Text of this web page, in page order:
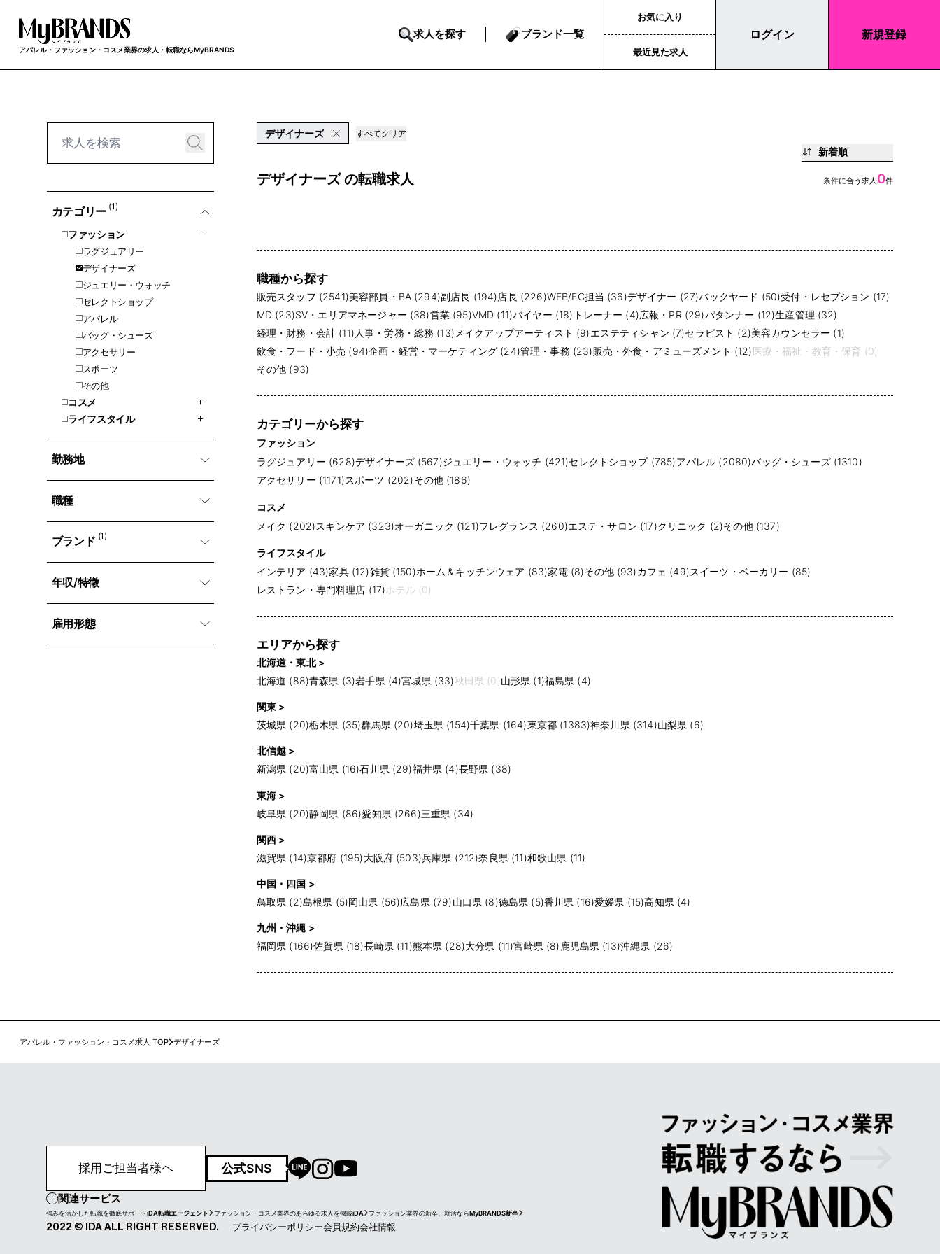
アパレル・ファッション・コスメ業界の求人・転職ならMyBRANDS
求人を探す ブランド一覧
お気に入り
最近見た求人
ログイン 新規登録
カテゴリー (1)
ファッション
ラグジュアリー
デザイナーズ
ジュエリー・ウォッチ
セレクトショップ
アパレル
バッグ・シューズ
アクセサリー
スポーツ
その他
コスメ
ライフスタイル
勤務地
職種
ブランド (1)
年収/特徵
雇用形態
デザイナーズ すべてクリア
新着順
デザイナーズ の転職求人 条件に合う求人 0件
職種から探す
販売スタッフ (2541)美容部員・BA (294)副店長 (194)店長 (226)WEB/EC担当 (36)デザイナー (27)バックヤード (50)受付・レセプション (17)
MD (23)SV・エリアマネージャー (38)営業 (95)VMD (11)バイヤー (18) トレーナー (4)広報・PR (29)パタンナー (12)生産管理 (32)
経理・財務・会計 (11) 人事・労務・総務 (13) メイクアップアーティスト (9)エステティシャン (7)セラピスト (2)美容カウンセラー (1)
飲食・フード・小売 (94)企画・経営・マーケティング (24)管理・事務 (23)販売・外食・アミューズメント (12)医療・福祉・教育・保育 (0)
その他 (93)
カテゴリーから探す
ファッション
ラグジュアリー (628)デザイナーズ (567)ジュエリー・ウォッチ (421)セレクトショップ (785)アパレル (2080)バッグ・シューズ (1310)
アクセサリー (1171)スポーツ (202)その他 (186)
コスメ
メイク (202)スキンケア (323)オーガニック (121)フレグランス (260)エステ・サロン (17)クリニック (2)その他 (137)
ライフスタイル
インテリア (43)家具 (12)雑貨 (150)ホーム＆キッチンウェア (83)家電 (8)その他 (93)カフェ (49)スイーツ・ベーカリー (85)
レストラン・専門料理店 (17)ホテル (0)
エリアから探す
北海道・東北 >
北海道 (88)青森県 (3)岩手県 (4)宮城県 (33)秋田県 (0)山形県 (1)福島県 (4)
関東 >
茨城県 (20)栃木県 (35)群馬県 (20)埼玉県 (154)千葉県 (164)東京都 (1383)神奈川県 (314)山梨県 (6)
北信越 >
新潟県 (20)富山県 (16)石川県 (29)福井県 (4)長野県 (38)
東海 >
岐阜県 (20)静岡県 (86)愛知県 (266)三重県 (34)
関西 >
滋賀県 (14)京都府 (195)大阪府 (503)兵庫県 (212)奈良県 (11)和歌山県 (11)
中国・四国 >
鳥取県 (2)島根県 (5)岡山県 (56)広島県 (79)山口県 (8)徳島県 (5)香川県 (16)愛媛県 (15)高知県 (4)
九州・沖縄 >
福岡県 (166)佐賀県 (18)長崎県 (11)熊本県 (28)大分県 (11)宮崎県 (8) 鹿児島県 (13)沖縄県 (26)
アパレル・ファッション・コスメ求人 TOP デザイナーズ
採用ご担当者様ヘ 公式SNS
関連サービス
強みを活かした転職を徹底サポートiDA転職エージェント ファッション・コスメ業界のあらゆる求人を掲載iDA ファッション業界の新卒、就活ならMyBRANDS新卒
2022 © IDA ALL RIGHT RESERVED. プライバシーポリシー会員規約会社情報